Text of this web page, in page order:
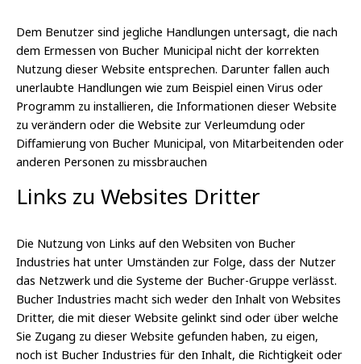
Dem Benutzer sind jegliche Handlungen untersagt, die nach
dem Ermessen von Bucher Municipal nicht der korrekten
Nutzung dieser Website entsprechen. Darunter fallen auch
unerlaubte Handlungen wie zum Beispiel einen Virus oder
Programm zu installieren, die Informationen dieser Website
zu verändern oder die Website zur Verleumdung oder
Diffamierung von Bucher Municipal, von Mitarbeitenden oder
anderen Personen zu missbrauchen
Links zu Websites Dritter
Die Nutzung von Links auf den Websiten von Bucher
Industries hat unter Umständen zur Folge, dass der Nutzer
das Netzwerk und die Systeme der Bucher-Gruppe verlässt.
Bucher Industries macht sich weder den Inhalt von Websites
Dritter, die mit dieser Website gelinkt sind oder über welche
Sie Zugang zu dieser Website gefunden haben, zu eigen,
noch ist Bucher Industries für den Inhalt, die Richtigkeit oder